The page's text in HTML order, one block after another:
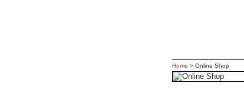
Home > Online Shop